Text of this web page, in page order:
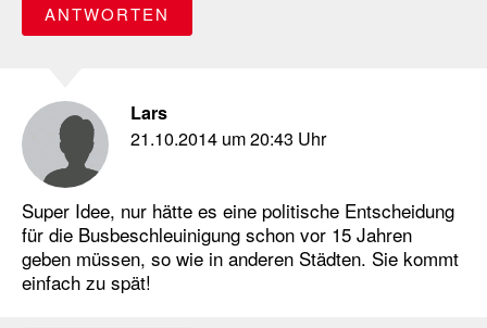
ANTWORTEN
Lars
21.10.2014 um 20:43 Uhr
Super Idee, nur hätte es eine politische Entscheidung
für die Busbeschleuinigung schon vor 15 Jahren
geben müssen, so wie in anderen Städten. Sie kommt
einfach zu spät!